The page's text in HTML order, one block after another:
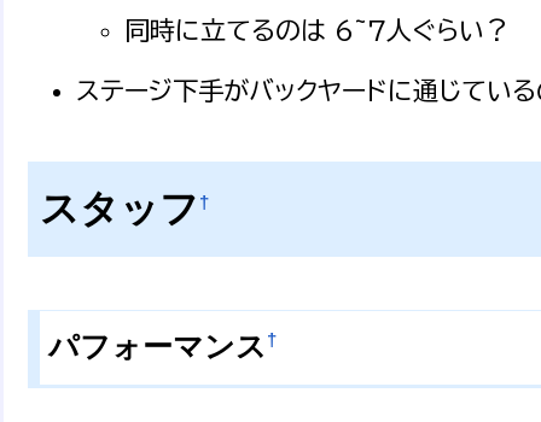
同時に立てるのは 6~7人ぐらい？
ステージ下手がバックヤードに通じてい
スタッフ †
パフォーマンス †